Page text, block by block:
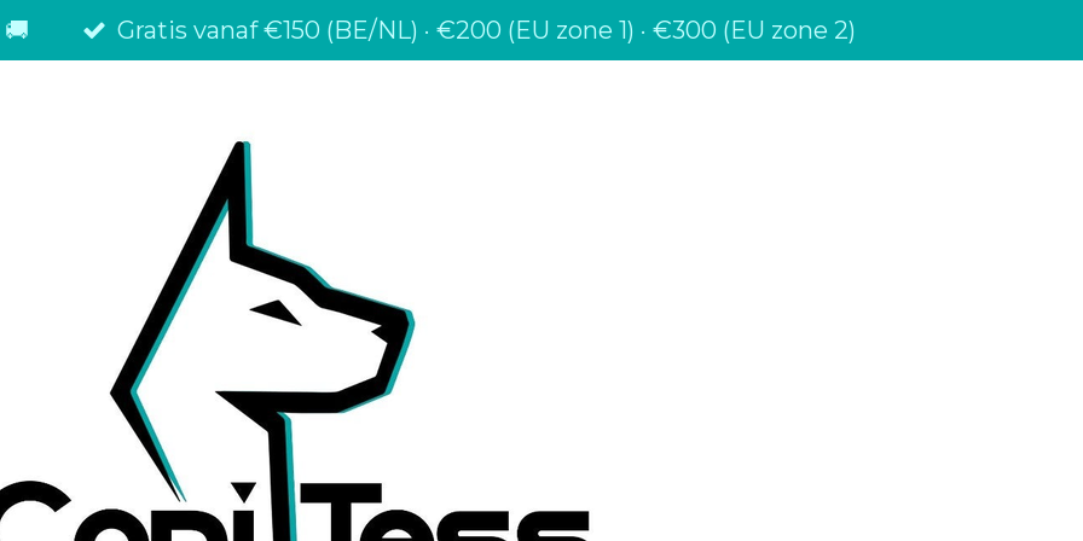
Gratis vanaf €150 (BE/NL) · €200 (EU zone 1) · €300 (EU zone 2)